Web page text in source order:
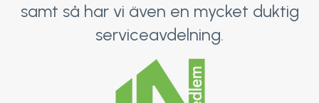
samt så har vi även en mycket duktig
serviceavdelning.